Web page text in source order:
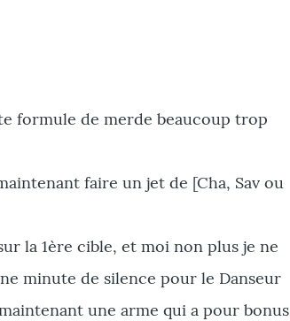
formule de merde beaucoup trop
faire un jet de [Cha, Sav ou
la 1ère cible, et moi non plus je ne
minute de silence pour le Danseur
une arme qui a pour bonus